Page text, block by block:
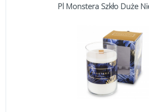
Pl Monstera Szkło Duże